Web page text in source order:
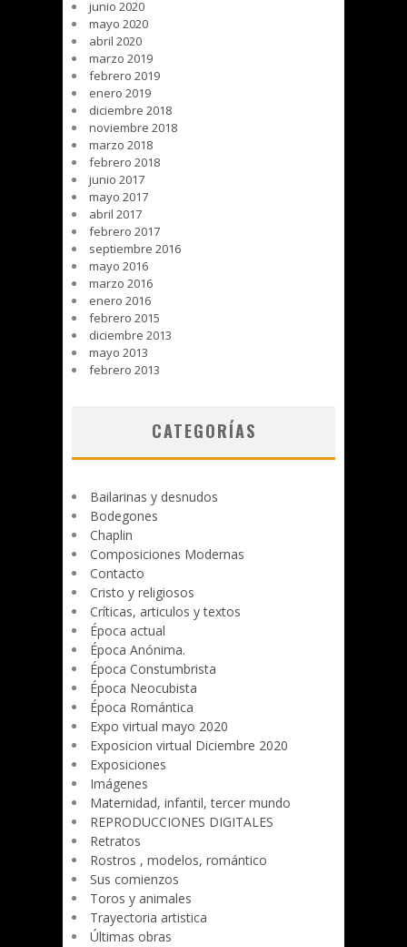
junio 2020
mayo 2020
abril 2020
marzo 2019
febrero 2019
enero 2019
diciembre 2018
noviembre 2018
marzo 2018
febrero 2018
junio 2017
mayo 2017
abril 2017
febrero 2017
septiembre 2016
mayo 2016
marzo 2016
enero 2016
febrero 2015
diciembre 2013
mayo 2013
febrero 2013
CATEGORÍAS
Bailarinas y desnudos
Bodegones
Chaplin
Composiciones Modernas
Contacto
Cristo y religiosos
Críticas, articulos y textos
Época actual
Época Anónima.
Época Constumbrista
Época Neocubista
Época Romántica
Expo virtual mayo 2020
Exposicion virtual Diciembre 2020
Exposiciones
Imágenes
Maternidad, infantil, tercer mundo
REPRODUCCIONES DIGITALES
Retratos
Rostros , modelos, romántico
Sus comienzos
Toros y animales
Trayectoria artistica
Últimas obras